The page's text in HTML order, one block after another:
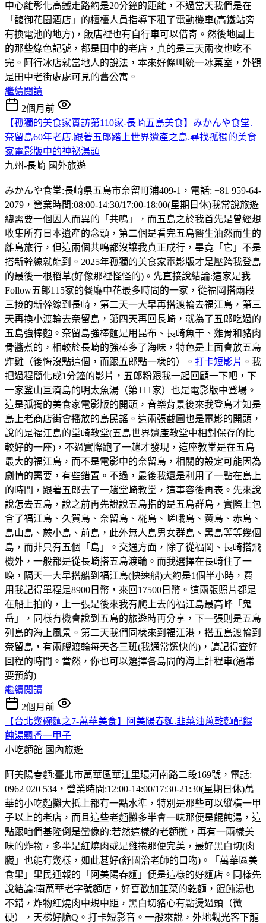
中心離彰化高鐵走路約是20分鐘的距離，不過當天我們是在
「 馥御花園酒店 」的櫃檯人員指導下租了電動機車(高鐵站旁
有換電池的地方)，飯店裡也有自行車可以借寄。然後地圖上
的那些綠色記號，都是田中的老店，真的是三天兩夜也吃不
完。 阿行冰店就當地人的說法，本來好條叫統一冰菓室，外觀
是田中老街處處可見的舊公寓。
繼續閱讀
2個月前
【孤獨的美食家實訪第110家-長崎五島美食】みかんや食堂.
奈留島60年老店.跟著五郎踏上世界遺產之島.尋找孤獨的美食
家電影版中的神祕湯頭
九州-長崎 國外旅遊
みかんや食堂:長崎県五島市奈留町浦409-1，電話: +81 959-64-
2079，營業時間:08:00-14:30/17:00-18:00(星期日休)我常說旅遊
總需要一個因人而異的「共鳴」，而五島之於我首先是曾經想
收集所有日本遺產的念頭，第二個是看完五島醫生油然而生的
離島旅行，但這兩個共鳴都沒讓我真正成行，畢竟「它」不是
搭新幹線就能到。2025年孤獨的美食家電影版才是壓跨我登島
的最後一根稻草(好像那裡怪怪的)。先直接說結論:這家是我
Follow五郞115家的餐廳中花最多時間的一家，從福岡搭兩段
三接的新幹線到長崎，第二天一大早再搭渡輪去福江島，第三
天再換小渡輪去奈留島，第四天再回長崎，就為了五郎吃過的
五島強棒麵。奈留島強棒麵是用昆布、長崎魚干、雞骨和豬肉
骨醬煮的，相較於長崎的強棒多了海味，特色是上面會放五島
炸雞（後悔沒點這個，而跟五郎點一樣的）。 打卡短影片 。我
把過程簡化成1分鐘的影片，五郎粉跟我一起回顧一下吧，下
一家釜山巨濟島的明太魚湯（第111家）也是電影版中登場。
這是孤獨的美食家電影版的開頭，音樂背景後來我登島才知是
島上老商店街會播放的島民謠。這兩張截圖也是電影的開頭，
說的是福江島的堂崎教堂(五島世界遺產教堂中相對保存的比
較好的一座)，不過實際跑了一趟才發現，這座教堂是在五島
最大的福江島，而不是電影中的奈留島，相關的設定可能因為
劇情的需要，有些錯置。不過，最後我還是利用了一點在島上
的時間，跟著五郎去了一趟堂崎教堂，這事容後再表。先來說
說怎去五島，說之前再先說說五島指的是五島群島，實際上包
含了福江島、久賀島、奈留島、椛島、嵯峨島、黃島、赤島、
島山島、蕨小島、前島，此外無人島男女群島、黑島等等幾個
島，而非只有五個「島」。交通方面，除了從福岡、長崎搭飛
機外，一般都是從長崎搭五島渡輪。而我選擇在長崎住了一
晚，隔天一大早搭船到福江島(快速船)大約是1個半小時，費
用我記得單程是8900日幣，來回17500日幣。這兩張照片都是
在船上拍的，上一張是後來我有爬上去的福江島最高峰「鬼
岳」，同樣有機會說到五島的旅遊時再分享，下一張則是五島
列島的海上風景。第二天我們同樣來到福江港，搭五島渡輪到
奈留島，有兩艘渡輪每天各三班(我通常選快的)，請記得查好
回程的時間。當然，你也可以選擇各島間的海上計程車(通常
要預約)
繼續閱讀
2個月前
【台北幾碗麵之7-萬華美食】阿美陽春麵.韭菜油蔥乾麵配餛
飩湯飄香一甲子
小吃麵館 國內旅遊
阿美陽春麵:臺北市萬華區華江里環河南路二段169號，電話:
0962 020 534，營業時間:12:00-14:00/17:30-21:30(星期日休)萬
華的小吃麵攤大抵上都有一點水準，特別是那些可以縱橫一甲
子以上的老店，而且這些老麵攤多半會一味那便是餛飩湯，這
點跟咱們基隆倒是蠻像的:若然這樣的老麵攤，再有一兩樣美
味的炸物，多半是紅燒肉或是雞捲那便完美，最好黑白切(肉
臟」也能有幾樣，如此甚好(舒國治老師的口吻)。「萬華區美
食里」里民通報的「阿美陽春麵」便是這樣的好麵店。同樣先
說結論:南萬華老字號麵店，好喜歡加韮菜的乾麵，餛飩湯也
不錯，炸物紅燒肉中規中距，黑白切豬心有點燙過頭（微
硬），天梯好脆Q。打卡短影音。一般來說，外地觀光客下龍